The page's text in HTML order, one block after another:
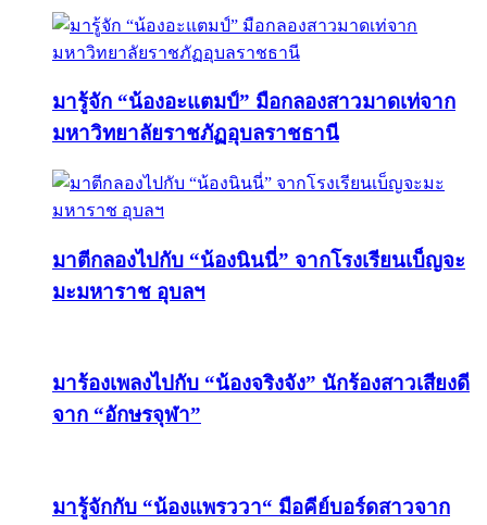
มารู้จัก “น้องอะแตมป์” มือกลองสาวมาดเท่จาก
มหาวิทยาลัยราชภัฏอุบลราชธานี
มาตีกลองไปกับ “น้องนินนี่” จากโรงเรียนเบ็ญจะ
มะมหาราช อุบลฯ
มาร้องเพลงไปกับ “น้องจริงจัง” นักร้องสาวเสียงดี
จาก “อักษรจุฬา”
มารู้จักกับ “น้องแพรววา“ มือคีย์บอร์ดสาวจาก